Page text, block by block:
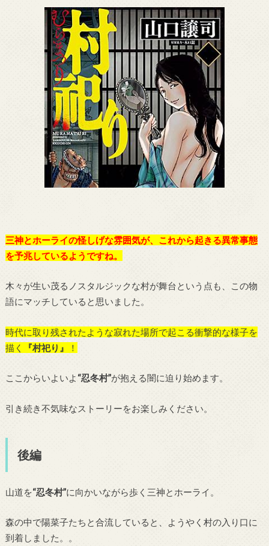
三神とホーライの怪しげな雰囲気が、これから起きる異常事態
を予兆しているようですね。
木々が生い茂るノスタルジックな村が舞台という点も、この物
語にマッチしていると思いました。
時代に取り残されたような寂れた場所で起こる衝撃的な様子を
描く
『村祀り』 ！
ここからいよいよ “忍冬村”が抱える闇に迫り始めます。
引き続き不気味なストーリーをお楽しみください。
後編
山道を“忍冬村”に向かいながら歩く三神とホーライ。
森の中で陽菜子たちと合流していると、ようやく村の入り口に
到着しました。。